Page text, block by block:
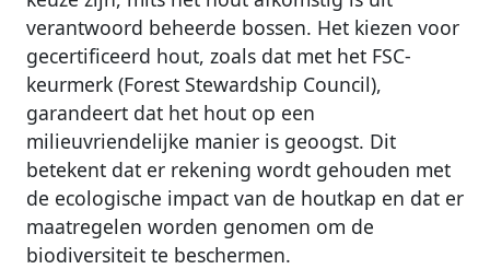
verantwoord beheerde bossen. Het kiezen voor
gecertificeerd hout, zoals dat met het FSC-
keurmerk (Forest Stewardship Council),
garandeert dat het hout op een
milieuvriendelijke manier is geoogst. Dit
betekent dat er rekening wordt gehouden met
de ecologische impact van de houtkap en dat er
maatregelen worden genomen om de
biodiversiteit te beschermen.